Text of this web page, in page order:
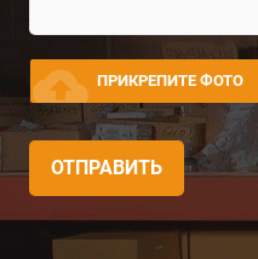
cloud_upload ПРИКРЕПИТЕ ФОТО
ОТПРАВИТЬ